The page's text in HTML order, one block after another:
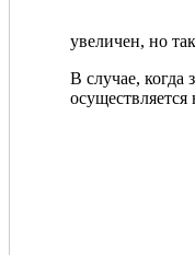
увеличен, но
В случае, когда